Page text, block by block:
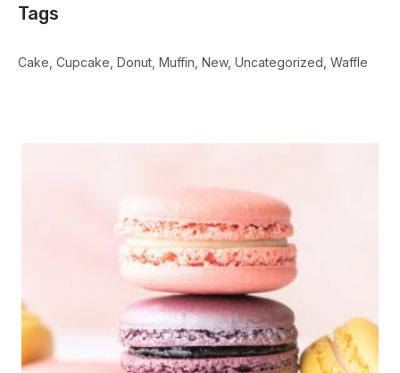
Tags
Cake Cupcake Donut Muffin New Uncategorized Waffle